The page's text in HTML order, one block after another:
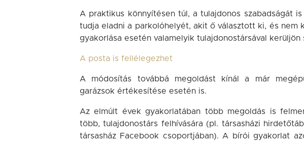
A praktikus könnyítésen túl, a tulajdonos szabadságát
tudja eladni a parkolóhelyét, akit ő választott ki, és nem
gyakorlása esetén valamelyik tulajdonostársával kerüljön
A posta is fellélegezhet
A módosítás továbbá megoldást kínál a már
garázsok értékesítése esetén is.
Az elmúlt évek gyakorlatában több megoldás is
több, tulajdonostárs felhívására (pl. társasházi
társasház Facebook csoportjában). A bírói gyakorlat